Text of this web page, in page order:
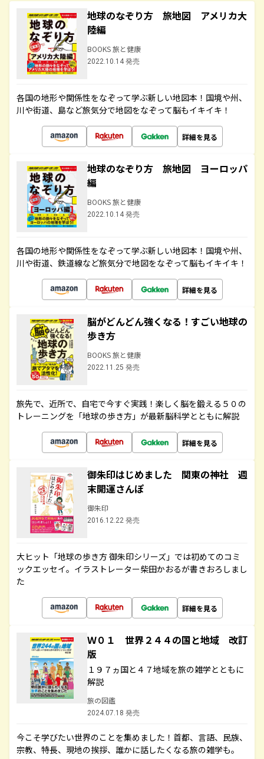
地球のなぞり方 旅地図 アメリカ大
陸編
BOOKS 旅と健康
2022.10.14 発売
各国の地形や関係性をなぞって学ぶ新しい地図本！国境や州、
川や街道、島など旅気分で地図をなぞって脳もイキイキ！
詳細を見る
地球のなぞり方 旅地図 ヨーロッパ
編
BOOKS 旅と健康
2022.10.14 発売
各国の地形や関係性をなぞって学ぶ新しい地図本！国境や州、
川や街道、鉄道線など旅気分で地図をなぞって脳もイキイキ！
詳細を見る
脳がどんどん強くなる！すごい地球の
歩き方
BOOKS 旅と健康
2022.11.25 発売
旅先で、近所で、自宅で今すぐ実践！楽しく脳を鍛える５０の
トレーニングを「地球の歩き方」が最新脳科学とともに解説
詳細を見る
御朱印はじめました 関東の神社 週
末開運さんぽ
御朱印
2016.12.22 発売
大ヒット「地球の歩き方 御朱印シリーズ」では初めてのコミ
ックエッセイ。イラストレーター柴田かおるが書きおろしまし
た
詳細を見る
Ｗ０１ 世界２４４の国と地域 改訂
版
１９７ヵ国と４７地域を旅の雑学とともに
解説
旅の図鑑
2024.07.18 発売
今こそ学びたい世界のことを集めました！首都、言語、民族、
宗教、特長、現地の挨拶、誰かに話したくなる旅の雑学も。